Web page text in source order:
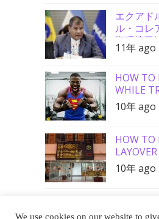
エクアド
ル・コレ
際環境司
を要請
11年 ago
HOW TO
WHILE
10年 ago
HOW TO
LAYOVER
10年 ago
We use cookies on our website to